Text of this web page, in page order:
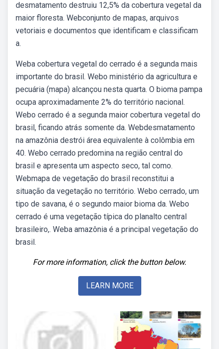
desmatamento destruiu 12,5% da cobertura vegetal da
maior floresta. Webconjunto de mapas, arquivos
vetoriais e documentos que identificam e classificam
a.
Weba cobertura vegetal do cerrado é a segunda mais
importante do brasil. Webo ministério da agricultura e
pecuária (mapa) alcançou nesta quarta. O bioma pampa
ocupa aproximadamente 2% do território nacional.
Webo cerrado é a segunda maior cobertura vegetal do
brasil, ficando atrás somente da. Webdesmatamento
na amazônia destrói área equivalente à colômbia em
40. Webo cerrado predomina na região central do
brasil e apresenta um aspecto seco, tal como.
Webmapa de vegetação do brasil reconstitui a
situação da vegetação no território. Webo cerrado, um
tipo de savana, é o segundo maior bioma da. Webo
cerrado é uma vegetação típica do planalto central
brasileiro,. Weba amazônia é a principal vegetação do
brasil.
For more information, click the button below.
LEARN MORE